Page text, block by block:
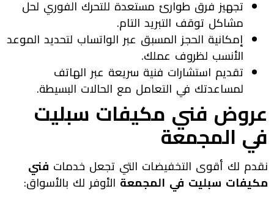
تجهيز فرق طوارئ مستعدة للتحرك الفوري لحل
مشاكل توقف التبريد التام.
إمكانية الحجز المسبق عبر الواتساب لتحديد الموعد
الأنسب لظروف عملك.
تقديم استشارات فنية سريعة عبر الهاتف
لمساعدتك في التعامل مع الحالات البسيطة.
عروض فني مكيفات سبليت
في المجمعة
نقدم لك أقوى التخفيضات التي تجعل خدمات فني
مكيفات سبليت في المجمعة الأوفر لك بالأسواق: